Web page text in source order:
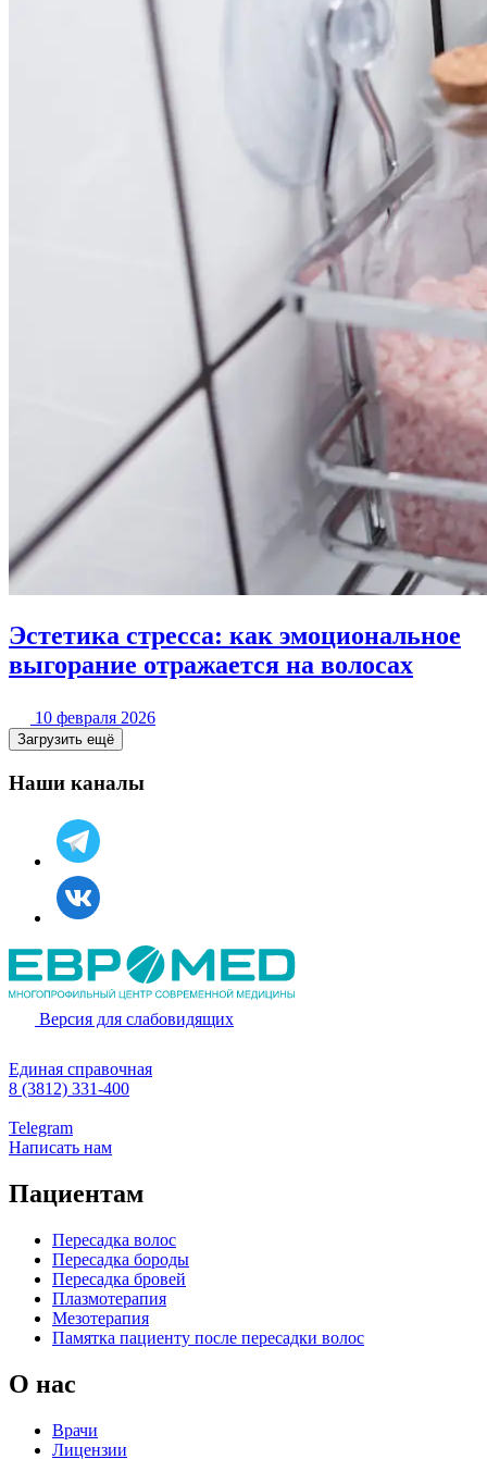
Эстетика стресса: как эмоциональное
выгорание отражается на волосах
10 февраля 2026
Загрузить ещё
Наши каналы
Версия для слабовидящих
Единая справочная
8 (3812) 331-400
Telegram
Написать нам
Пациентам
Пересадка волос
Пересадка бороды
Пересадка бровей
Плазмотерапия
Мезотерапия
Памятка пациенту после пересадки волос
О нас
Врачи
Лицензии